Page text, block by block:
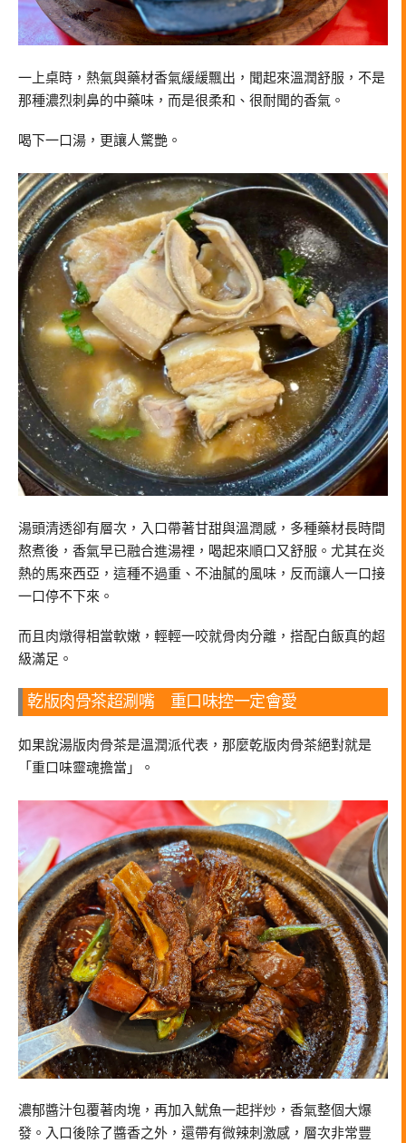
一上桌時，熱氣與藥材香氣緩緩飄出，聞起來溫潤舒服，不是
那種濃烈刺鼻的中藥味，而是很柔和、很耐聞的香氣。
喝下一口湯，更讓人驚艷。
湯頭清透卻有層次，入口帶著甘甜與溫潤感，多種藥材長時間
熬煮後，香氣早已融合進湯裡，喝起來順口又舒服。尤其在炎
熱的馬來西亞，這種不過重、不油膩的風味，反而讓人一口接
一口停不下來。
而且肉燉得相當軟嫩，輕輕一咬就骨肉分離，搭配白飯真的超
級滿足。
乾版肉骨茶超涮嘴 重口味控一定會愛
如果說湯版肉骨茶是溫潤派代表，那麼乾版肉骨茶絕對就是
「重口味靈魂擔當」。
濃郁醬汁包覆著肉塊，再加入魷魚一起拌炒，香氣整個大爆
發。入口後除了醬香之外，還帶有微辣刺激感，層次非常豐